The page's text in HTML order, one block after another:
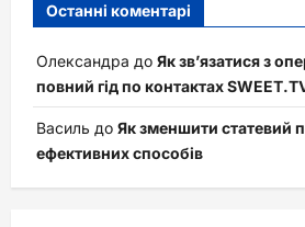
Останні коментарі
Олександра до Як зв’язатися з
повний гід по контактах
Василь до Як зменшити статевий
ефективних способів